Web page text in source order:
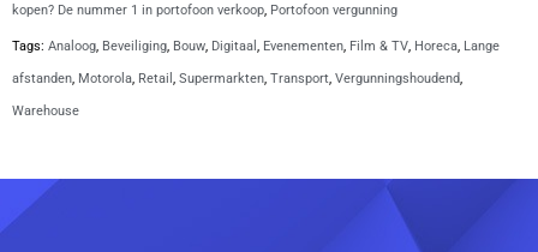
kopen? De nummer 1 in portofoon verkoop, Portofoon vergunning
Tags: Analoog, Beveiliging, Bouw, Digitaal , Evenementen, Film & TV, Horeca, Lange
afstanden, Motorola, Retail , Supermarkten, Transport, Vergunningshoudend,
Warehouse